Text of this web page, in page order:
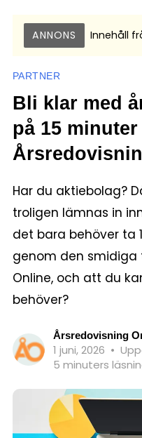
ANNONS Innehåll
PARTNER
Bli klar med
på 15 minuter
Har du aktiebolag?
troligen lämnas in
det bara behöver ta
genom den smidiga
Online, och att du
behöver?
Årsredovisning
1 juni, 2026 •
5 minuters